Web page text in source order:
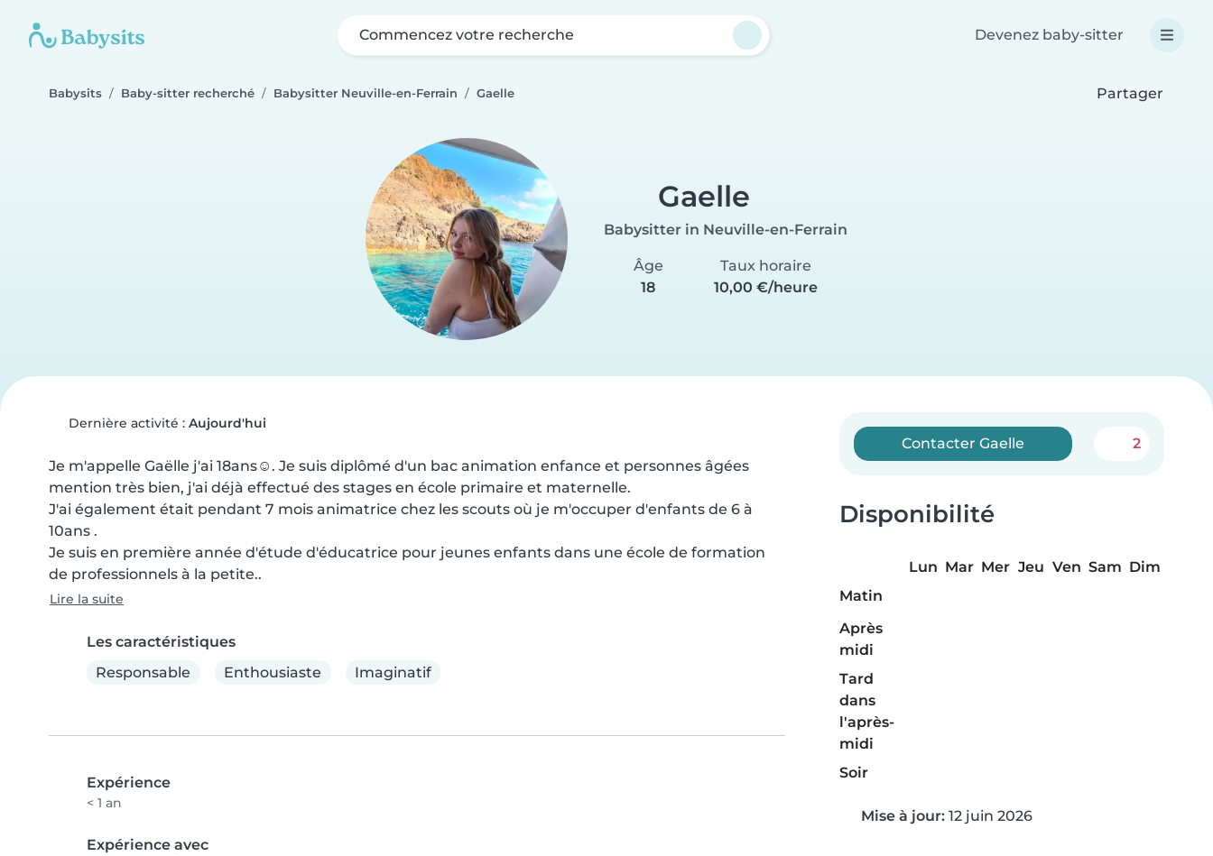
Commencez votre recherche Devenez baby-sitter
Babysits Baby-sitter recherché Babysitter Neuville-en-Ferrain Gaelle Partager
Gaelle
Babysitter in Neuville-en-Ferrain
Âge
18
Taux horaire
10,00 €/heure
Dernière activité : Aujourd'hui
Je m'appelle Gaëlle j'ai 18ans☺️. Je suis diplômé d'un bac animation enfance et personnes âgées
mention très bien, j'ai déjà effectué des stages en école primaire et maternelle.
J'ai également était pendant 7 mois animatrice chez les scouts où je m'occuper d'enfants de 6 à
10ans .
Je suis en première année d'étude d'éducatrice pour jeunes enfants dans une école de formation
de professionnels à la petite..
Lire la suite
Les caractéristiques
Responsable
Enthousiaste Imaginatif
Expérience
< 1 an
Expérience avec
Contacter Gaelle 2
Disponibilité
Lun Mar Mer Jeu Ven Sam Dim
Matin
Après
midi
Tard
dans
l'après-
midi
Soir
Mise à jour: 12 juin 2026